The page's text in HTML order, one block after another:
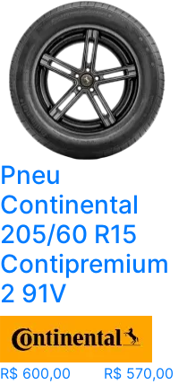
Pneu
Continental
205/60 R15
Contipremium
2 91V
R$ 600,00 R$ 570,00